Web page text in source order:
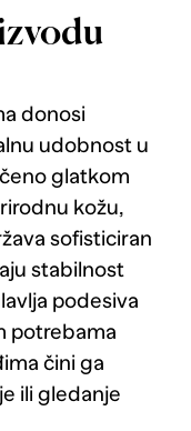
donosi
udobnost u
glatkom
kožu,
sofisticiran
stabilnost
podesiva
potrebama
čini ga
ili gledanje